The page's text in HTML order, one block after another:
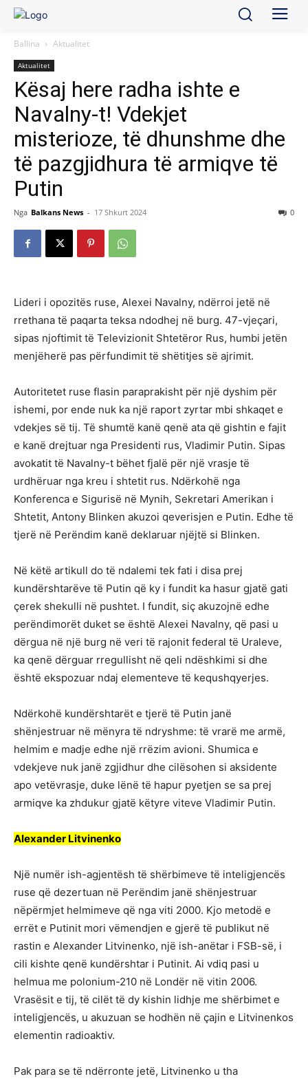
Ballina Aktualitet
Aktualitet
Kësaj here radha ishte e
Navalny-t! Vdekjet
misterioze, të dhunshme dhe
të pazgjidhura të armiqve të
Putin
Nga Balkans News - 17 Shkurt 2024 0
Lideri i opozitës ruse, Alexei Navalny, ndërroi jetë në
rrethana të paqarta teksa ndodhej në burg. 47-vjeçari,
sipas njoftimit të Televizionit Shtetëror Rus, humbi jetën
menjëherë pas përfundimit të shëtitjes së ajrimit.
Autoritetet ruse flasin paraprakisht për një dyshim për
ishemi, por ende nuk ka një raport zyrtar mbi shkaqet e
vdekjes së tij. Të shumtë kanë qenë ata që gishtin e fajit
e kanë drejtuar nga Presidenti rus, Vladimir Putin. Sipas
avokatit të Navalny-t bëhet fjalë për një vrasje të
urdhëruar nga kreu i shtetit rus. Ndërkohë nga
Konferenca e Sigurisë në Mynih, Sekretari Amerikan i
Shtetit, Antony Blinken akuzoi qeverisjen e Putin. Edhe të
tjerë në Perëndim kanë deklaruar njëjtë si Blinken.
Në këtë artikull do të ndalemi tek fati i disa prej
kundërshtarëve të Putin që ky i fundit ka hasur gjatë gati
çerek shekulli në pushtet. I fundit, siç akuzojnë edhe
perëndimorët duket se është Alexei Navalny, që pasi u
dërgua në një burg në veri të rajonit federal të Uraleve,
ka qenë dërguar rregullisht në qeli ndëshkimi si dhe
është ekspozuar ndaj elementeve të kequshqyerjes.
Ndërkohë kundërshtarët e tjerë të Putin janë
shënjestruar në mënyra të ndryshme: të vrarë me armë,
helmim e madje edhe një rrëzim avioni. Shumica e
vdekjeve nuk janë zgjidhur dhe cilësohen si aksidente
apo vetëvrasje, duke lënë të hapur pyetjen se sa prej
armiqve ka zhdukur gjatë këtyre viteve Vladimir Putin.
Alexander Litvinenko
Një numër ish-agjentësh të shërbimeve të inteligjencës
ruse që dezertuan në Perëndim janë shënjestruar
nëpërmjet helmimeve që nga viti 2000. Kjo metodë e
errët e Putinit mori vëmendjen e gjerë të publikut në
rastin e Alexander Litvinenko, një ish-anëtar i FSB-së, i
cili kishte qenë kundërshtar i Putinit. Ai vdiq pasi u
helmua me polonium-210 në Londër në vitin 2006.
Vrasësit e tij, të cilët të dy kishin lidhje me shërbimet e
inteligjencës, u akuzuan se hodhën në çajin e Litvinenkos
elementin radioaktiv.
Pak para se të ndërronte jetë, Litvinenko u tha